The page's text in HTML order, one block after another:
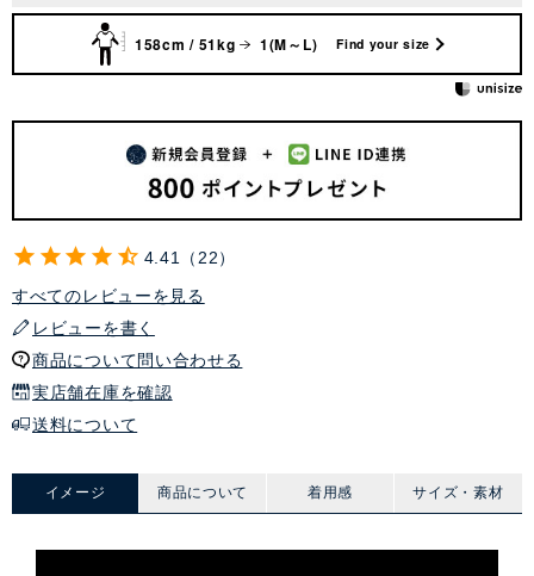
158cm / 51kg 1(M～L) Find your size
4.41
22
すべてのレビューを見る
レビューを書く
商品について問い合わせる
実店舗在庫を確認
送料について
イメージ 商品について 着用感 サイズ・素材